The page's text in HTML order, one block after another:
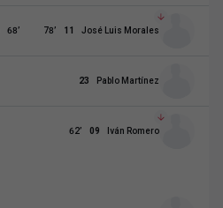
68’ 11 José Luis Morales
78’
23 Pablo Martínez
09 Iván Romero
62’